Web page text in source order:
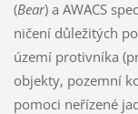
(Bear) a AWACS
ničení důležitých
území protivníka
objekty, pozemní
pomoci neřízené